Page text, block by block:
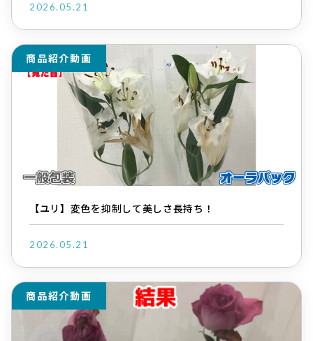
2026.05.21
商品紹介動画
【ユリ】変色を抑制して美しさ長持ち！
2026.05.21
商品紹介動画